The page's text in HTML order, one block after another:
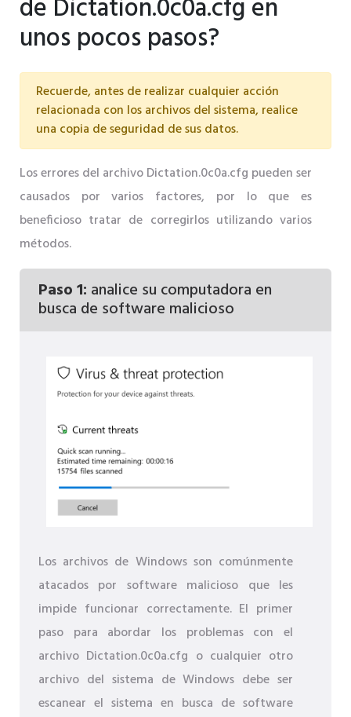
de Dictation.0c0a.cfg en
unos pocos pasos?
Recuerde, antes de realizar cualquier acción
relacionada con los archivos del sistema, realice
una copia de seguridad de sus datos.
Los errores del archivo Dictation.0c0a.cfg pueden ser
causados ​​por varios factores, por lo que es
beneficioso tratar de corregirlos utilizando varios
métodos.
Paso 1: analice su computadora en
busca de software malicioso
Los archivos de Windows son comúnmente
atacados por software malicioso que les
impide funcionar correctamente. El primer
paso para abordar los problemas con el
archivo Dictation.0c0a.cfg o cualquier otro
archivo del sistema de Windows debe ser
escanear el sistema en busca de software